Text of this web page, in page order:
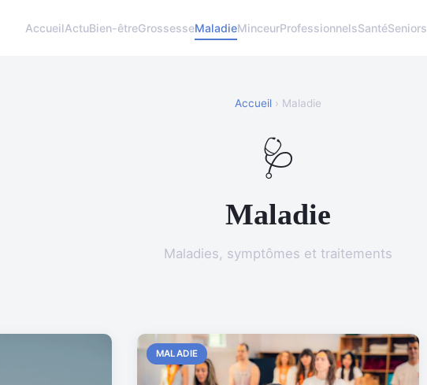
AccueilActuBien-êtreGrossesseMaladieMinceurProfessionnelsSantéSeniors
Accueil › Maladie
🩺
Maladie
Maladies, symptômes et traitements
MALADIE